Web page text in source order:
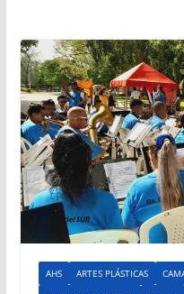
AHS ARTES PLÁSTICAS